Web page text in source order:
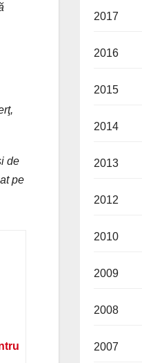
de
pe
2017
2016
2015
2014
2013
2012
2010
2009
2008
2007